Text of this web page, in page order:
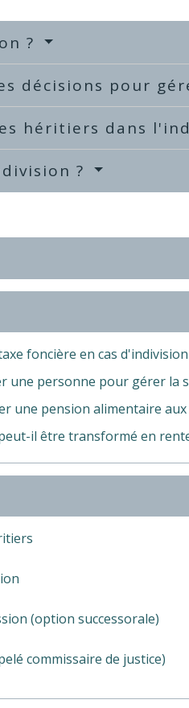
?
décisions pour
héritiers dans
?
foncière en cas d'indivision
une personne pour gérer la
une pension alimentaire
il être transformé en
(option successorale)
commissaire de justice)